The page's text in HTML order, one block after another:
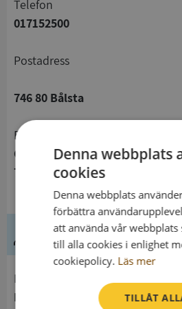
telefon
017152500
Postadress
746 80 Bålsta
Centrumleden 1
746 32 Bålsta
Ledning
Håbo Kommun
Denna webbplats
cookies
Denna webbplats
förbättra
att använda vår webbplats
till alla cookies i enlighet
cookiepolicy. Läs mer
TILLÅT